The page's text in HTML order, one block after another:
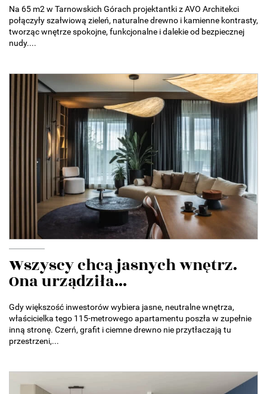
Na 65 m2 w Tarnowskich Górach projektantki z AVO Architekci
połączyły szałwiową zieleń, naturalne drewno i kamienne kontrasty,
tworząc wnętrze spokojne, funkcjonalne i dalekie od bezpiecznej
nudy....
Wszyscy chcą jasnych wnętrz.
Ona urządziła...
Gdy większość inwestorów wybiera jasne, neutralne wnętrza,
właścicielka tego 115-metrowego apartamentu poszła w zupełnie
inną stronę. Czerń, grafit i ciemne drewno nie przytłaczają tu
przestrzeni,...